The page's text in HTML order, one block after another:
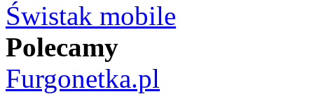
Świstak mobile
Polecamy
Furgonetka.pl